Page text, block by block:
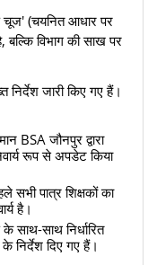
चूज' (चयनित आधार पर
बल्कि विभाग की साख पर
जारी किए गए हैं।
BSA जौनपुर द्वारा
रूप से अपडेट किया
सभी पात्र शिक्षकों का
है।
साथ-साथ निर्धारित
निर्देश दिए गए हैं।